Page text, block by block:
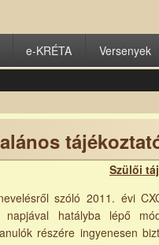
e-KRÉTA Versenyek
Szülői
szóló 2011. évi
napjával hatályba lépő
részére ingyenesen